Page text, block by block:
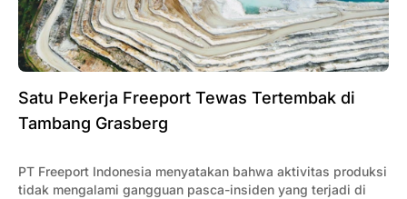
Satu Pekerja Freeport Tewas Tertembak di
Tambang Grasberg
PT Freeport Indonesia menyatakan bahwa aktivitas produksi
tidak mengalami gangguan pasca-insiden yang terjadi di